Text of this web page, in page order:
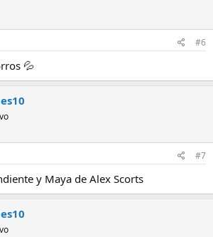
#6
💦
#7
y Maya de Alex Scorts